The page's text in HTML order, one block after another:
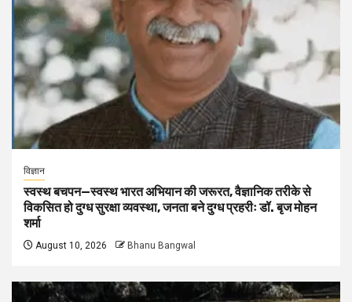
विज्ञान
स्वस्थ बचपन—स्वस्थ भारत अभियान की जरूरत, वैज्ञानिक तरीके से
विकसित हो दुग्ध सुरक्षा व्यवस्था, जनता बने दुग्ध प्रहरीः डॉ. बृज मोहन
शर्मा
August 10, 2026 Bhanu Bangwal